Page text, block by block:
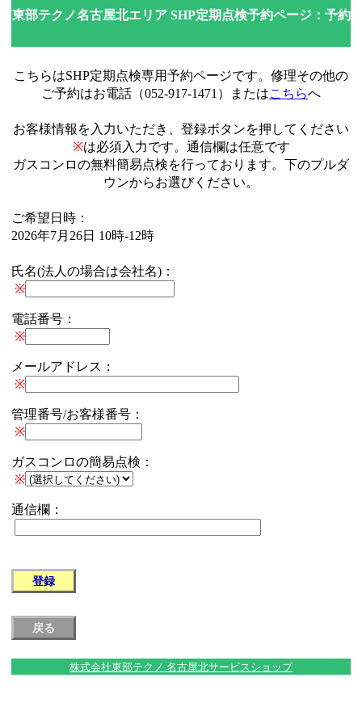
東部テクノ名古屋北エリア SHP定期点検予約ページ：予約
こちらはSHP定期点検専用予約ページです。修理その他の
ご予約はお電話（052-917-1471）またはこちらへ
お客様情報を入力いただき、登録ボタンを押してください
※は必須入力です。通信欄は任意です
ガスコンロの無料簡易点検を行っております。下のプルダ
ウンからお選びください。
ご希望日時：
2026年7月26日 10時-12時
氏名(法人の場合は会社名)：
※
電話番号：
※
メールアドレス：
※
管理番号/お客様番号：
※
ガスコンロの簡易点検：
※
通信欄：
株式会社東部テクノ 名古屋北サービスショップ